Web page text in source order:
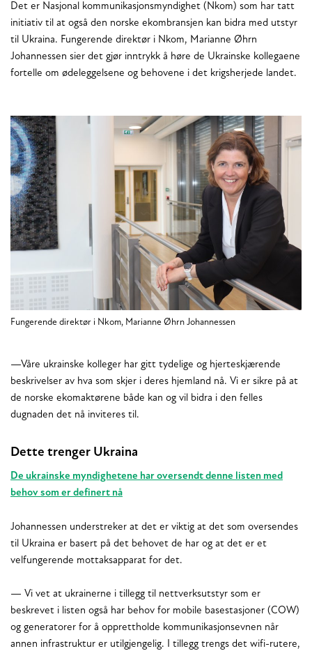
Det er Nasjonal kommunikasjonsmyndighet (Nkom) som har tatt
initiativ til at også den norske ekombransjen kan bidra med utstyr
til Ukraina. Fungerende direktør i Nkom, Marianne Øhrn
Johannessen sier det gjør inntrykk å høre de Ukrainske kollegaene
fortelle om ødeleggelsene og behovene i det krigsherjede landet.
Fungerende direktør i Nkom, Marianne Øhrn Johannessen
—Våre ukrainske kolleger har gitt tydelige og hjerteskjærende
beskrivelser av hva som skjer i deres hjemland nå. Vi er sikre på at
de norske ekomaktørene både kan og vil bidra i den felles
dugnaden det nå inviteres til.
Dette trenger Ukraina
De ukrainske myndighetene har oversendt denne listen med
behov som er definert nå
Johannessen understreker at det er viktig at det som oversendes
til Ukraina er basert på det behovet de har og at det er et
velfungerende mottaksapparat for det.
— Vi vet at ukrainerne i tillegg til nettverksutstyr som er
beskrevet i listen også har behov for mobile basestasjoner (COW)
og generatorer for å opprettholde kommunikasjonsevnen når
annen infrastruktur er utilgjengelig. I tillegg trengs det wifi-rutere,